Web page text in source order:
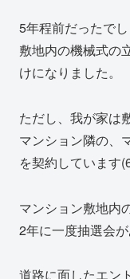
5年程前だったでし
敷地内の機械式の
けになりました。
ただし、我が家は
マンション隣の、
を契約しています
マンション敷地内
2年に一度抽選会
道路に面したエン